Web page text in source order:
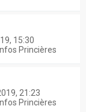
15:30
Princières
21:23
Princières